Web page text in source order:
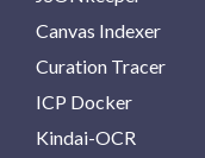
Canvas Indexer
Curation Tracer
ICP Docker
Kindai-OCR